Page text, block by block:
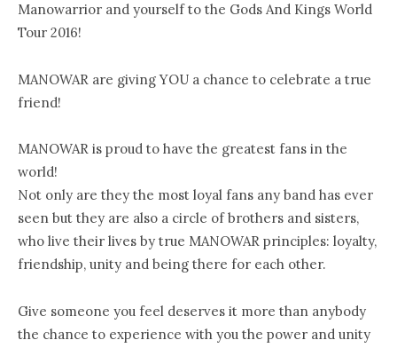
Manowarrior and yourself to the Gods And Kings World
Tour 2016!
MANOWAR are giving YOU a chance to celebrate a true
friend!
MANOWAR is proud to have the greatest fans in the
world!
Not only are they the most loyal fans any band has ever
seen but they are also a circle of brothers and sisters,
who live their lives by true MANOWAR principles: loyalty,
friendship, unity and being there for each other.
Give someone you feel deserves it more than anybody
the chance to experience with you the power and unity